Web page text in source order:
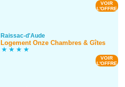
VOIR
L'OFFRE
Raissac-d'Aude
Logement Onze Chambres & Gîtes
VOIR
L'OFFRE